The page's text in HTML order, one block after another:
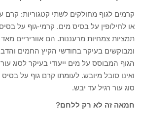
קרמים לגוף מחולקים לשתי קטגוריות: קרם
או לחילופין על בסיס מים. קרמי-גוף על
תמציות צמחיות מרעננות. הם אווריריים
ומבוקשים בעיקר בחודשי הקיץ החמים
הגוף המבוסס על מים ייעודי בעיקר לסוג
ואינו סובל מיובש. לעומתו קרם גוף על
סוג עור רגיל עד יבש.
חמאה זה לא רק ללחם?